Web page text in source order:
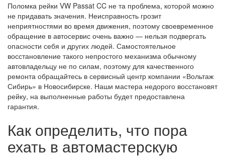
Поломка рейки VW Passat CC не та проблема, которой можно
не придавать значения. Неисправность грозит
неприятностями во время движения, поэтому своевременное
обращение в автосервис очень важно — нельзя подвергать
опасности себя и других людей. Самостоятельное
восстановление такого непростого механизма обычному
автовладельцу не по силам, поэтому для качественного
ремонта обращайтесь в сервисный центр компании «Вольтаж
Сибирь» в Новосибирске. Наши мастера недорого восстановят
рейку, на выполненные работы будет предоставлена
гарантия.
Как определить, что пора
ехать в автомастерскую